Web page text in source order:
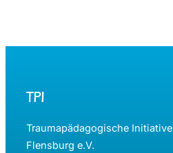
TPI
Traumapädagogische Initiative
Flensburg e.V.